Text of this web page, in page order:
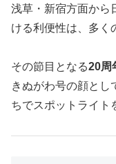
浅草・新宿方面から
ける利便性は、多く
その節目となる20周
きぬがわ号の顔とし
ちでスポットライト